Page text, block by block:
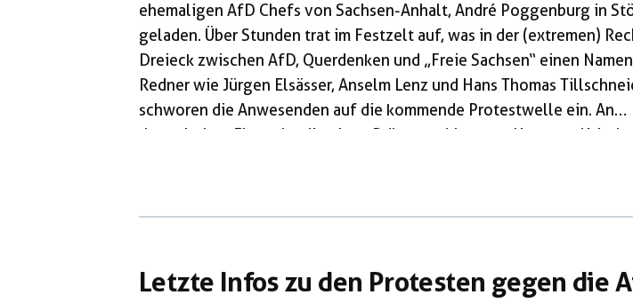
ehemaligen AfD Chefs von Sachsen-Anhalt, André Poggenburg in
geladen. Über Stunden trat im Festzelt auf, was in der (extremen)
Dreieck zwischen AfD, Querdenken und „Freie Sachsen“ einen
Redner wie Jürgen Elsässer, Anselm Lenz und Hans Thomas
schworen die Anwesenden auf die kommende Protestwelle ein. An
rhetorischen Floskeln, die einen Brückenschlag zum linken politischen
Letzte Infos zu den Protesten gegen die